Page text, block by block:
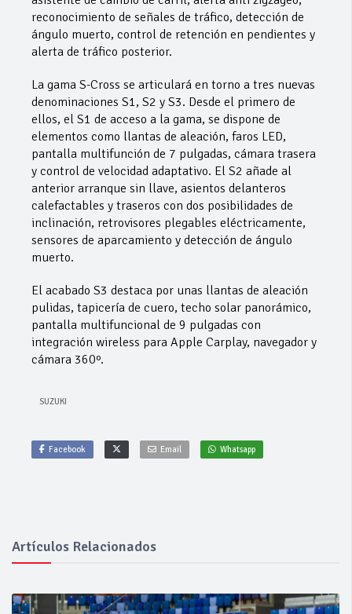
reconocimiento de señales de tráfico, detección de
ángulo muerto, control de retención en pendientes y
alerta de tráfico posterior.
La gama S-Cross se articulará en torno a tres nuevas
denominaciones S1, S2 y S3. Desde el primero de
ellos, el S1 de acceso a la gama, se dispone de
elementos como llantas de aleación, faros LED,
pantalla multifunción de 7 pulgadas, cámara trasera
y control de velocidad adaptativo. El S2 añade al
anterior arranque sin llave, asientos delanteros
calefactables y traseros con dos posibilidades de
inclinación, retrovisores plegables eléctricamente,
sensores de aparcamiento y detección de ángulo
muerto.
El acabado S3 destaca por unas llantas de aleación
pulidas, tapicería de cuero, techo solar panorámico,
pantalla multifuncional de 9 pulgadas con
integración wireless para Apple Carplay, navegador y
cámara 360º.
SUZUKI
Facebook Email Whatsapp
Artículos Relacionados